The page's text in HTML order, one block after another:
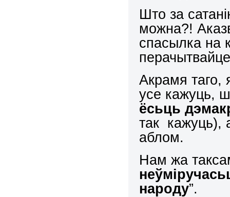
Што за
можна?!
спасылка на
Акрамя таго,
усе кажуць,
ёсьць
так кажуць),
аблом.
Нам жа
народу”.